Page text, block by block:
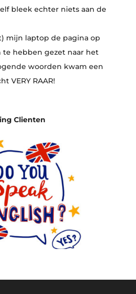
bleek echter niets aan de
mijn laptop de pagina op
te hebben gezet naar het
woorden kwam een
VERY RAAR!
Clienten